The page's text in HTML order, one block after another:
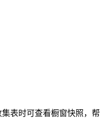
表时可查看橱窗快照，帮